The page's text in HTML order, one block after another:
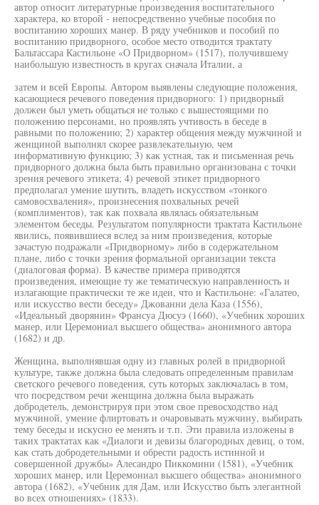
автор относит литературные произведения воспитательного
характера, ко второй - непосредственно учебные пособия по
воспитанию хороших манер. В ряду учебников и пособий по
воспитанию придворного, особое место отводится трактату
Бальтассара Кастильоне «О Придворном» (1517), получившему
наибольшую известность в кругах сначала Италии, а
затем и всей Европы. Автором выявлены следующие положения,
касающиеся речевого поведения придворного: 1) придворный
должен был уметь общаться не только с вышестоящими по
положению персонами, но проявлять учтивость в беседе в
равными по положению; 2) характер общения между мужчиной и
женщиной выполнял скорее развлекательную, чем
информативную функцию; 3) как устная, так и письменная речь
придворного должна была быть правильно организована с точки
зрения речевого этикета; 4) речевой этикет придворного
предполагал умение шутить, владеть искусством «тонкого
самовосхваления», произнесения похвальных речей
(комплиментов), так как похвала являлась обязательным
элементом беседы. Результатом популярности трактата Кастильоне
явились, появившиеся вслед за ним произведения, которые
зачастую подражали «Придворному» либо в содержательном
плане, либо с точки зрения формальной организации текста
(диалоговая форма). В качестве примера приводятся
произведения, имеющие ту же тематическую направленность и
излагающие практически те же идеи, что и Кастильоне: «Галатео,
или искусство вести беседу» Джованни дела Каза (1556),
«Идеальный дворянин» Франсуа Дюсуэ (1660), «Учебник хороших
манер, или Церемониал высшего общества» анонимного автора
(1682) и др.
Женщина, выполнявшая одну из главных ролей в придворной
культуре, также должна была следовать определенным правилам
светского речевого поведения, суть которых заключалась в том,
что посредством речи женщина должна была выражать
добродетель, демонстрируя при этом свое превосходство над
мужчиной, умение флиртовать и очаровывать мужчину, выбирать
тему беседы и искусно ее менять и т.п. Эти правила изложены в
таких трактатах как «Диалоги и девизы благородных девиц, о том,
как стать добродетельными и обрести радость истинной и
совершенной дружбы» Алесандро Пиккомини (1581), «Учебник
хороших манер, или Церемониал высшего общества» анонимного
автора (1682), «Учебник для Дам, или Искусство быть элегантной
во всех отношениях» (1833).